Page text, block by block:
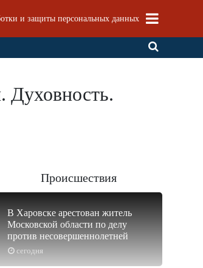
и защиты персональных данных
Духовность.
Происшествия
сегодня
В Харовске арестован житель
Московской области по делу
против несовершеннолетней